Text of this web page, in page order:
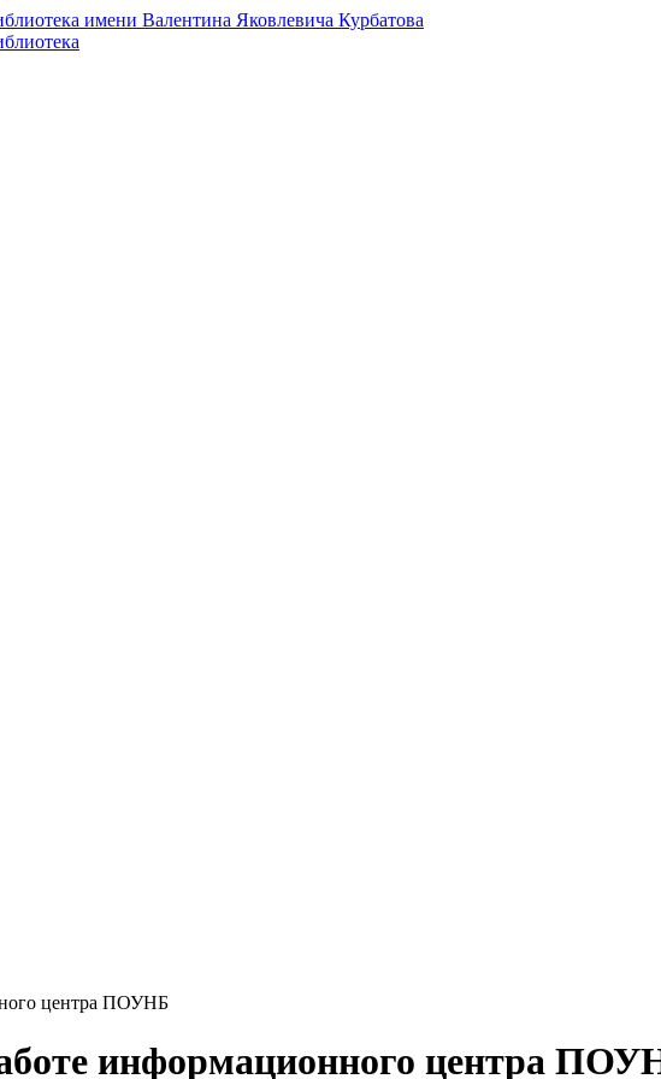
центра ПОУНБ
информационного центра